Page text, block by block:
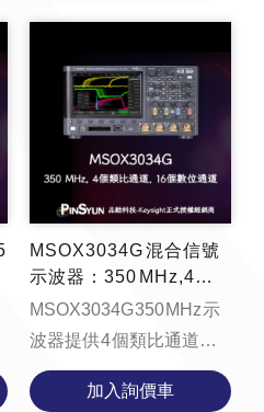
1,000,000 個波形的更新速
MSOX3034G 混合信號
示波器：350 MHz,4個
類比通道和 16 個數位通
道
MSOX3034G 350 MHz 示
波器提供 4 個類比通道和
16 個數位通道、4 Mpts 記
憶體、每秒 1,000,000 個
加入詢價車